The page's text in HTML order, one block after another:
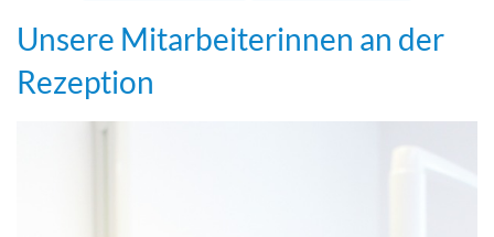
Unsere Mitarbeiterinnen an der
Rezeption